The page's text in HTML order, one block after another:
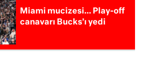
Miami mucizesi… Play-off
canavarı Bucks’ı yedi